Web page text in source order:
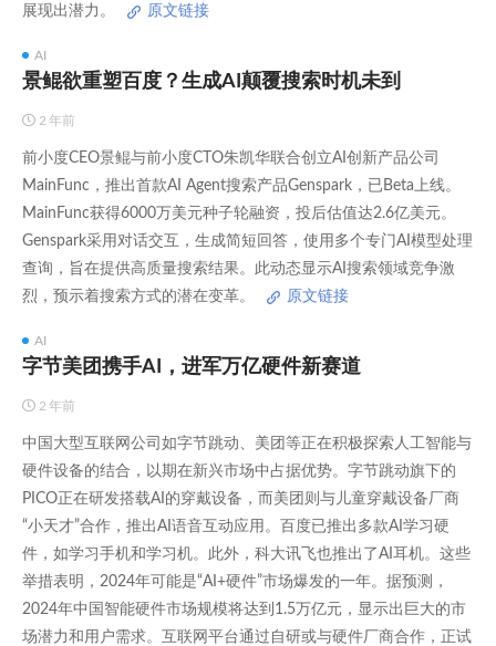
展现出潜力。
原文链接
AI
景鲲欲重塑百度？生成AI颠覆搜索时机未到
2 年前
前小度CEO景鲲与前小度CTO朱凯华联合创立AI创新产品公司
MainFunc，推出首款AI Agent搜索产品Genspark，已Beta上线。
MainFunc获得6000万美元种子轮融资，投后估值达2.6亿美元。
Genspark采用对话交互，生成简短回答，使用多个专门AI模型处理
查询，旨在提供高质量搜索结果。此动态显示AI搜索领域竞争激
烈，预示着搜索方式的潜在变革。
原文链接
AI
字节美团携手AI，进军万亿硬件新赛道
2 年前
中国大型互联网公司如字节跳动、美团等正在积极探索人工智能与
硬件设备的结合，以期在新兴市场中占据优势。字节跳动旗下的
PICO正在研发搭载AI的穿戴设备，而美团则与儿童穿戴设备厂商
“小天才”合作，推出AI语音互动应用。百度已推出多款AI学习硬
件，如学习手机和学习机。此外，科大讯飞也推出了AI耳机。这些
举措表明，2024年可能是“AI+硬件”市场爆发的一年。据预测，
2024年中国智能硬件市场规模将达到1.5万亿元，显示出巨大的市
场潜力和用户需求。互联网平台通过自研或与硬件厂商合作，正试